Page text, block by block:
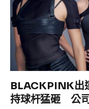
BLACKPINK出
持球杆猛砸 公